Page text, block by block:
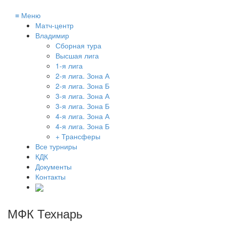
≡ Меню
Матч-центр
Владимир
Сборная тура
Высшая лига
1-я лига
2-я лига. Зона А
2-я лига. Зона Б
3-я лига. Зона А
3-я лига. Зона Б
4-я лига. Зона А
4-я лига. Зона Б
+ Трансферы
Все турниры
КДК
Документы
Контакты
МФК Технарь